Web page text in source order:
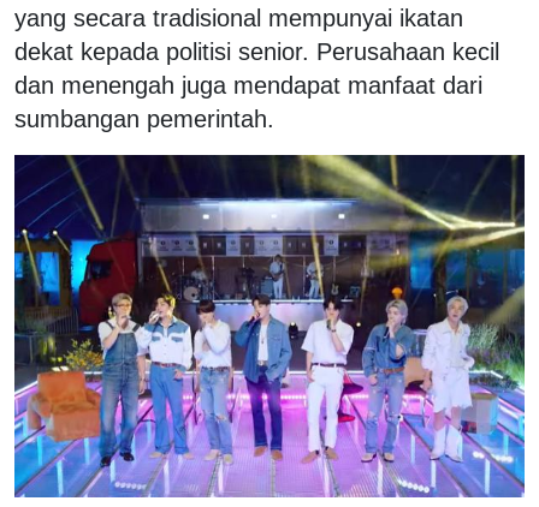
yang secara tradisional mempunyai ikatan
dekat kepada politisi senior. Perusahaan kecil
dan menengah juga mendapat manfaat dari
sumbangan pemerintah.